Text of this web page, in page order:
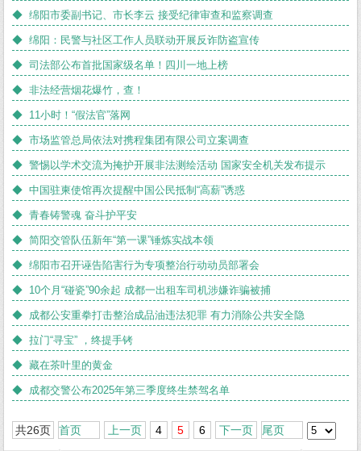
◆ 绵阳市委副书记、市长李云 接受纪律审查和监察调查
◆ 绵阳：民警与社区工作人员联动开展反诈防盗宣传
◆ 司法部公布首批国家级名单！四川一地上榜
◆ 非法经营烟花爆竹，查！
◆ 11小时！“假法官”落网
◆ 市场监管总局依法对携程集团有限公司立案调查
◆ 警惕以学术交流为掩护开展非法测绘活动 国家安全机关发布提示
◆ 中国驻柬使馆再次提醒中国公民抵制“高薪”诱惑
◆ 青春铸警魂 奋斗护平安
◆ 简阳交管队伍新年“第一课”锤炼实战本领
◆ 绵阳市召开诬告陷害行为专项整治行动动员部署会
◆ 10个月“碰瓷”90余起 成都一出租车司机涉嫌诈骗被捕
◆ 成都公安重拳打击整治成品油违法犯罪 有力消除公共安全隐
◆ 拉门“寻宝” ，终提手铐
◆ 藏在茶叶里的黄金
◆ 成都交警公布2025年第三季度终生禁驾名单
共26页 首页 上一页 4 5 6 下一页 尾页